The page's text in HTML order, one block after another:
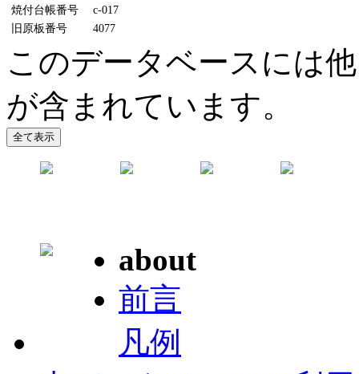
焼付台帳番号
c-017
旧原板番号
4077
このデータベースには
が含まれています。
about
前言
凡例